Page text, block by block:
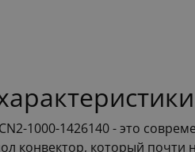
1000-1426140 - это
конвектор, который